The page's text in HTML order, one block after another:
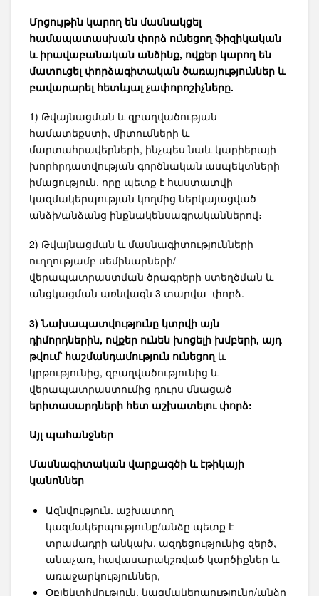
Մրցույթին կարող են մասնակցել
համապատասխան փորձ ունեցող ֆիզիկական
և իրավաբանական անձինք, ովքեր կարող են
մատուցել փորձագիտական ​​ծառայություններ և
բավարարել հետևյալ չափորոշիչները.
1) Թվայնացման և զբաղվածության
համատեքստի, միտումների և
մարտահրավերների, ինչպես նաև կարիերայի
խորհրդատվության գործնական ասպեկտների
իմացություն, որը պետք է հաստատվի
կազմակերպության կողմից ներկայացված
անձի/անձանց ինքնակենսագրականներով։
2) Թվայնացման և մասնագիտությունների
ուղղությամբ սեմինարների/
վերապատրաստման ծրագրերի ստեղծման և
անցկացման առնվազն 3 տարվա փորձ.
3) Նախապատվությունը կտրվի այն
դիմորդներին, ովքեր ունեն խոցելի խմբերի, այդ
թվում՝ հաշմանդամություն ունեցող և
կրթությունից, զբաղվածությունից և
վերապատրաստումից դուրս մնացած
երիտասարդների հետ աշխատելու փորձ:
Այլ պահանջներ
Մասնագիտական ​​վարքագծի և էթիկայի
կանոններ
Ազնվություն. աշխատող
կազմակերպությունը/անձը պետք է
տրամադրի անկախ, ազդեցությունից զերծ,
անաչառ, հավասարակշռված կարծիքներ և
առաջարկություններ,
Օբյեկտիվություն. կազմակերպությունը/անձը